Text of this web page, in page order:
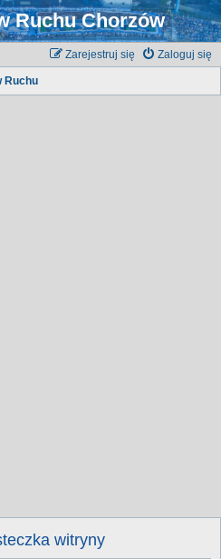
Ruchu Chorzów
Zaloguj się
Zarejestruj się
Ruchu
witryny